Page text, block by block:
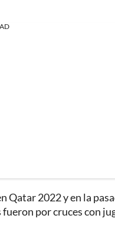
Qatar 2022 y en la
por cruces con